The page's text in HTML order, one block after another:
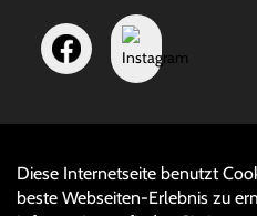
Diese Internetseite benutzt
beste Webseiten-Erlebnis zu